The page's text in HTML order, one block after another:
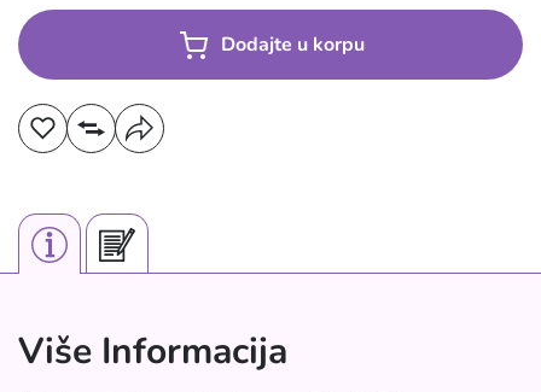
Dodajte u korpu
Više Informacija